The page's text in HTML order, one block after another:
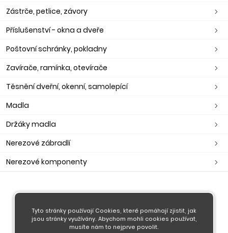
Zástrče, petlice, závory
Příslušenství - okna a dveře
Poštovní schránky, pokladny
Zavírače, ramínka, otevírače
Těsnění dveřní, okenní, samolepící
Madla
Držáky madla
Nerezové zábradlí
Nerezové komponenty
Obchodní podmínky
Doprava a platba
Tyto stránky používají Cookies, které pomáhají zjistit, jak
jsou stránky využívány. Abychom mohli cookies používat,
musíte nám to nejprve povolit.